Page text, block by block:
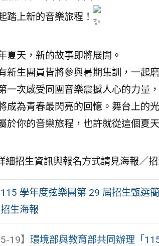
踏上新的音樂旅程！
夏天，新的故事即將展開。
新生團員皆將參與暑期集訓，一起
一次感受同團音樂震撼人心的力量
成為青春最閃亮的回憶。舞台上的
於你的音樂旅程，也許就從這個夏
細招生資訊與報名方式請見海報／
115 學年度弦樂團第 29 屆招生甄選
招生海報
19】環境部與教育部共同辦理「